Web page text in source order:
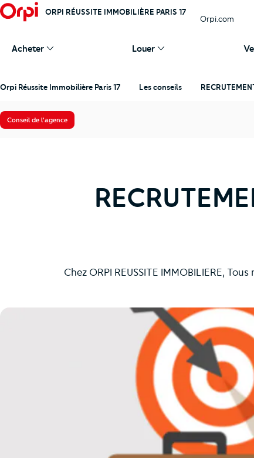
ORPI RÉUSSITE IMMOBILIÈRE PARIS 17
Orpi.com
Acheter Louer
Orpi Réussite Immobilière Paris 17 Les conseils
Conseil de l'agence
Chez ORPI REUSSITE IMMOBILIERE,